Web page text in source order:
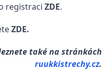
registraci ZDE.
ZDE.
také na stránkách
ruukkistrechy.cz.